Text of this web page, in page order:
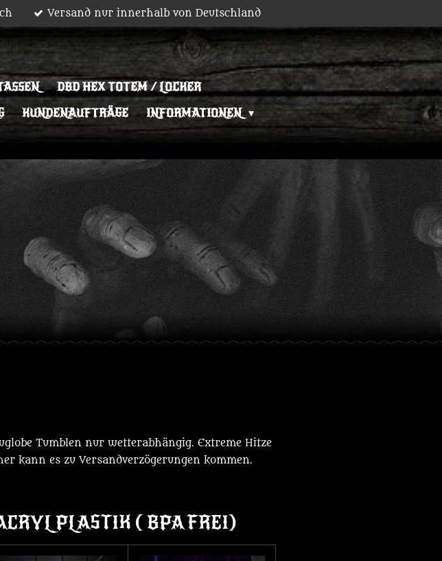
Versand nur innerhalb von Deutschland
DBD HEX TOTEM / LOCKER
KUNDENAUFTRÄGE
INFORMATIONEN
Tumblen nur wetterabhängig. Extreme Hitze
kann es zu Versandverzögerungen kommen.
PLASTIK ( BPA FREI)